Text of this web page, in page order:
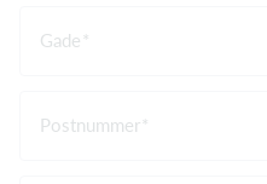
Gade
Postnummer